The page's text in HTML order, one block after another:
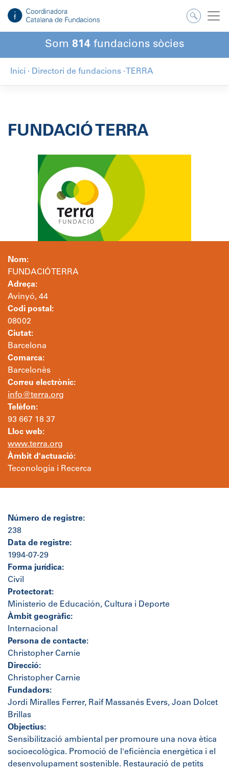
contingut
Som 814 fundacions sòcies
Inici · Directori de fundacions · TERRA
FUNDACIÓ TERRA
Nom:
FUNDACIÓ TERRA
Adreça:
Avinyó, 44
Codi postal:
08002
Ciutat:
Barcelona
Comarca:
Barcelonès
Correu electrònic:
info@terra.org
Telèfon:
93 667 18 37
Lloc web:
www.terra.org
Àmbit d'actuació:
Teconologia i Recerca
Número de registre:
238
Data de registre:
1994-07-29
Forma jurídica:
Civil
Protectorat:
Ministerio de Educación, Cultura i Deporte
Àmbit geogràfic:
Internacional
Persona de contacte:
Christopher Carnie
Direcció:
Christopher Carnie
Fundadors:
Jordi Miralles Ferrer, Raif Massanés Evers, Joan Dolcet
Brillas
Objectius:
Sensibilització ambiental per promoure una nova ètica
socioecològica. Promoció de l'eficiència energètica i el
desenvolupament sostenible. Restauració de petits